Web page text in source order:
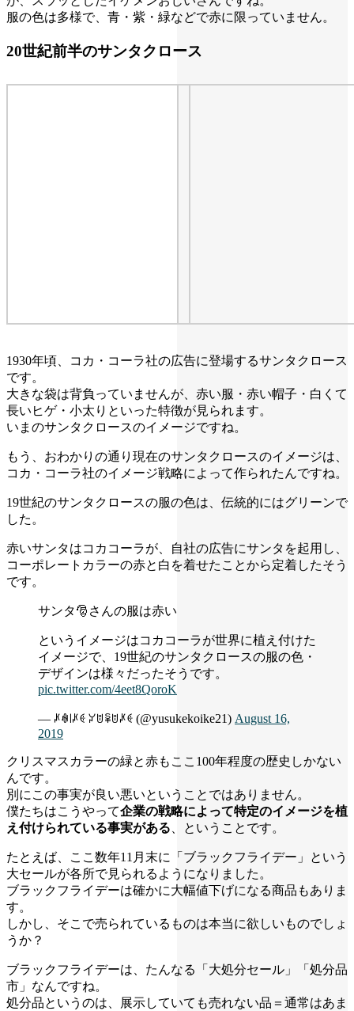
服の色は多様で、青・紫・緑などで赤に限っていません。
20世紀前半のサンタクロース
1930年頃、コカ・コーラ社の広告に登場するサンタクロース
です。
大きな袋は背負っていませんが、赤い服・赤い帽子・白くて
長いヒゲ・小太りといった特徴が見られます。
いまのサンタクロースのイメージですね。
もう、おわかりの通り現在のサンタクロースのイメージは、
コカ・コーラ社のイメージ戦略によって作られたんですね。
19世紀のサンタクロースの服の色は、伝統的にはグリーンで
した。
赤いサンタはコカコーラが、自社の広告にサンタを起用し、
コーポレートカラーの赤と白を着せたことから定着したそう
です。
サンタ🎅さんの服は赤い
というイメージはコカコーラが世界に植え付けた
イメージで、19世紀のサンタクロースの服の色・
デザインは様々だったそうです。
pic.twitter.com/4eet8QoroK
— ꈵꊿ꒐ꈵꑀ ꐔꌈꈜꌈꈵꑀ (@yusukekoike21) August 16,
2019
クリスマスカラーの緑と赤もここ100年程度の歴史しかない
んです。
別にこの事実が良い悪いということではありません。
僕たちはこうやって企業の戦略によって特定のイメージを植
え付けられている事実がある、ということです。
たとえば、ここ数年11月末に「ブラックフライデー」という
大セールが各所で見られるようになりました。
ブラックフライデーは確かに大幅値下げになる商品もありま
す。
しかし、そこで売られているものは本当に欲しいものでしょ
うか？
ブラックフライデーは、たんなる「大処分セール」「処分品
市」なんですね。
処分品というのは、展示していても売れない品＝通常はあま